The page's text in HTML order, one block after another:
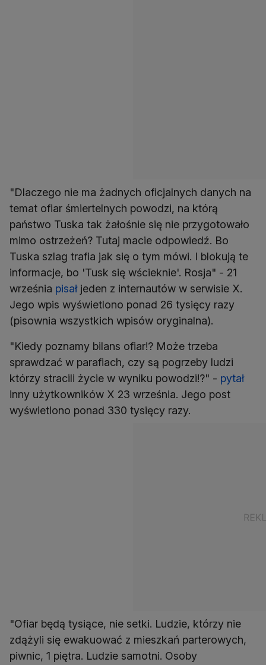
"Dlaczego nie ma żadnych oficjalnych danych na
temat ofiar śmiertelnych powodzi, na którą
państwo Tuska tak żałośnie się nie przygotowało
mimo ostrzeżeń? Tutaj macie odpowiedź. Bo
Tuska szlag trafia jak się o tym mówi. I blokują te
informacje, bo 'Tusk się wścieknie'. Rosja" - 21
września pisałjeden z internautów w serwisie X.
Jego wpis wyświetlono ponad 26 tysięcy razy
(pisownia wszystkich wpisów oryginalna).
"Kiedy poznamy bilans ofiar!? Może trzeba
sprawdzać w parafiach, czy są pogrzeby ludzi
którzy stracili życie w wyniku powodzi!?" - pytał
inny użytkowników X 23 września. Jego post
wyświetlono ponad 330 tysięcy razy.
"Ofiar będą tysiące, nie setki. Ludzie, którzy nie
zdążyli się ewakuować z mieszkań parterowych,
piwnic, 1 piętra. Ludzie samotni. Osoby